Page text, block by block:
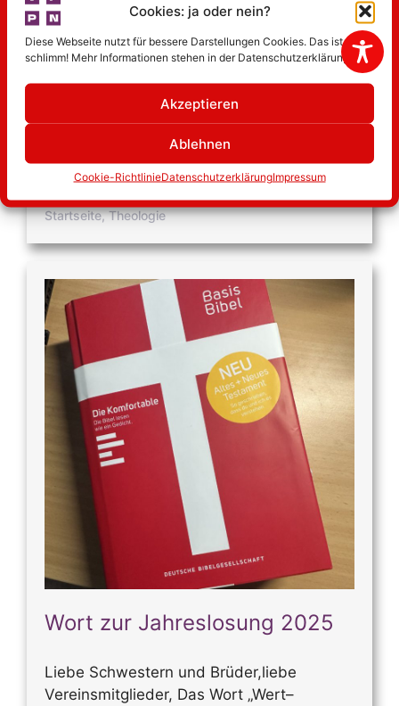
Cookies: ja oder nein?
Diese Webseite nutzt für bessere Darstellungen Cookies. Das ist nicht
schlimm! Mehr Informationen stehen in der Datenschutzerklärung.
Akzeptieren
Ablehnen
Cookie-RichtlinieDatenschutzerklärungImpressum
Startseite,Theologie
Eine Predigt von Pastor Jörg Denke zum
Volkstrauertag 2025 … Neulich bin ich mal
wieder an dem Grab von Tante Hedwig
vorbeigekommen. Anfang der Coronazeit
habe ich sie dort zur letzten…
mehr lesen
Wort zur Jahreslosung 2025
Liebe Schwestern und Brüder,liebe
Vereinsmitglieder, Das Wort „Wert–